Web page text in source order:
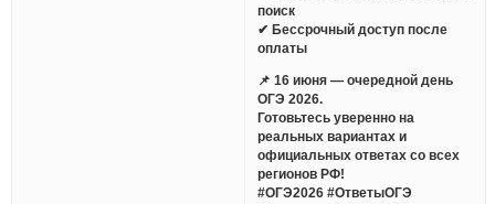
поиск
✔ Бессрочный доступ после
оплаты
📌 16 июня — очередной день
ОГЭ 2026.
Готовьтесь уверенно на
реальных вариантах и
официальных ответах со всех
регионов РФ!
#ОГЭ2026 #ОтветыОГЭ